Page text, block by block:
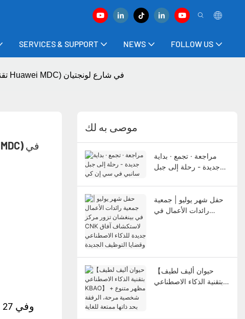
SERVICES & SUPPORT NEWS FOLLOW US
تمت دعوة CNK للمشاركة في حدث يوم التجربة العام لأول تحدي لمطوري القيادة الذكية (تقنية Huawei MDC) في شارع لونجتيان
موصى به لك
مراجعة · تجمع · بداية
جديدة - رحلة إلى جبل
حفل شهر يوليو | جمعية
رائدات الأعمال في
【حيوان أليف لطيف
بتقنية الذكاء الاصطناعي